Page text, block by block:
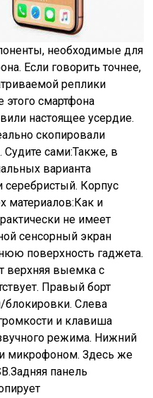
необходимые для
Если говорить точнее,
реплики
этого смартфона
настоящее усердие.
скопировали
Судите сами:Также, в
варианта
серебристый. Корпус
материалов:Как и
не имеет
сенсорный экран
поверхность гаджета.
верхняя выемка с
Правый борт
Слева
и клавиша
режима. Нижний
микрофоном. Здесь же
панель